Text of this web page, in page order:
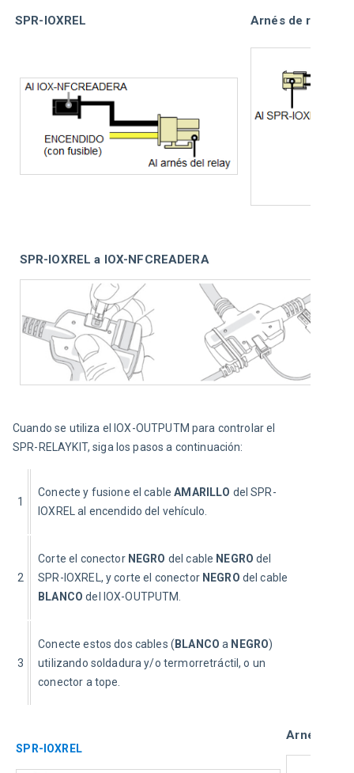
SPR-IOXREL Arnés de relay
SPR-IOXREL a IOX-NFCREADERA
Cuando se utiliza el IOX-OUTPUTM para controlar el
SPR-RELAYKIT, siga los pasos a continuación:
1
Conecte y fusione el cable AMARILLO del SPR-
IOXREL al encendido del vehículo.
2
Corte el conector NEGRO del cable NEGRO del
SPR-IOXREL, y corte el conector NEGRO del cable
BLANCO del IOX-OUTPUTM.
3
Conecte estos dos cables ( BLANCO a NEGRO)
utilizando soldadura y/o termorretráctil, o un
conector a tope.
SPR-IOXREL
Arnés de